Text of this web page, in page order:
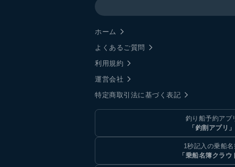
ホーム
よくあるご質問
利用規約
運営会社
特定商取引法に基づく表記
釣り船予約アプ
「釣割アプリ」
1秒記入の乗船
「乗船名簿クラウ